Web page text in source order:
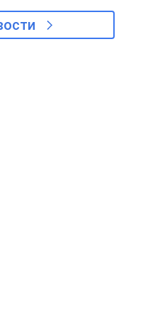
снизить риск
отключений